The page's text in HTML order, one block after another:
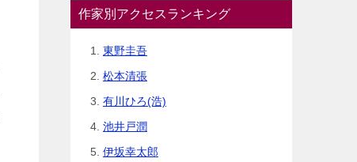
作家別アクセスランキング
東野圭吾
松本清張
有川ひろ(浩)
池井戸潤
伊坂幸太郎